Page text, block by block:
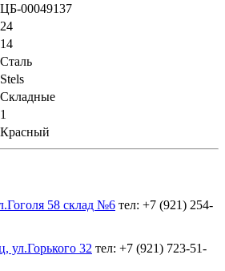
ЦБ-00049137
24
14
Сталь
Stels
Складные
1
Красный
58 склад №6 тел: +7 (921) 254-
ул.Горького 32 тел: +7 (921) 723-51-